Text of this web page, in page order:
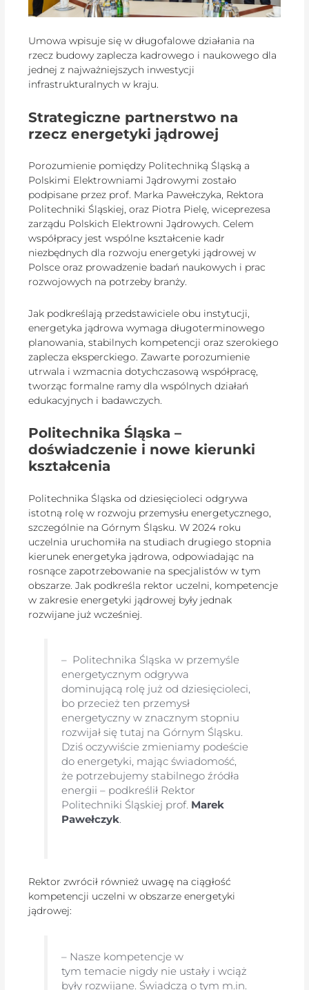
Umowa wpisuje się w długofalowe działania na
rzecz budowy zaplecza kadrowego i naukowego dla
jednej z najważniejszych inwestycji
infrastrukturalnych w kraju.
Strategiczne partnerstwo na
rzecz energetyki jądrowej
Porozumienie pomiędzy Politechniką Śląską a
Polskimi Elektrowniami Jądrowymi zostało
podpisane przez prof. Marka Pawełczyka, Rektora
Politechniki Śląskiej, oraz Piotra Pielę, wiceprezesa
zarządu Polskich Elektrowni Jądrowych. Celem
współpracy jest wspólne kształcenie kadr
niezbędnych dla rozwoju energetyki jądrowej w
Polsce oraz prowadzenie badań naukowych i prac
rozwojowych na potrzeby branży.
Jak podkreślają przedstawiciele obu instytucji,
energetyka jądrowa wymaga długoterminowego
planowania, stabilnych kompetencji oraz szerokiego
zaplecza eksperckiego. Zawarte porozumienie
utrwala i wzmacnia dotychczasową współpracę,
tworząc formalne ramy dla wspólnych działań
edukacyjnych i badawczych.
Politechnika Śląska –
doświadczenie i nowe kierunki
kształcenia
Politechnika Śląska od dziesięcioleci odgrywa
istotną rolę w rozwoju przemysłu energetycznego,
szczególnie na Górnym Śląsku. W 2024 roku
uczelnia uruchomiła na studiach drugiego stopnia
kierunek energetyka jądrowa, odpowiadając na
rosnące zapotrzebowanie na specjalistów w tym
obszarze. Jak podkreśla rektor uczelni, kompetencje
w zakresie energetyki jądrowej były jednak
rozwijane już wcześniej.
– Politechnika Śląska w przemyśle
energetycznym odgrywa
dominującą rolę już od dziesięcioleci,
bo przecież ten przemysł
energetyczny w znacznym stopniu
rozwijał się tutaj na Górnym Śląsku.
Dziś oczywiście zmieniamy podeście
do energetyki, mając świadomość,
że potrzebujemy stabilnego źródła
energii – podkreślił Rektor
Politechniki Śląskiej prof. Marek
Pawełczyk.
Rektor zwrócił również uwagę na ciągłość
kompetencji uczelni w obszarze energetyki
jądrowej:
– Nasze kompetencje w
tym temacie nigdy nie ustały i wciąż
były rozwijane. Świadczą o tym m.in.